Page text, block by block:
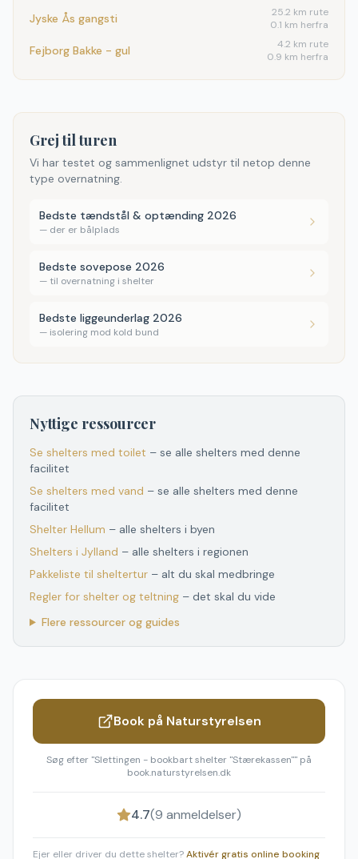
Jyske Ås gangsti 25.2 km rute
0.1 km herfra
Fejborg Bakke - gul 4.2 km rute
0.9 km herfra
Grej til turen
Vi har testet og sammenlignet udstyr til netop denne
type overnatning.
Bedste tændstål & optænding 2026
— der er bålplads
Bedste sovepose 2026
— til overnatning i shelter
Bedste liggeunderlag 2026
— isolering mod kold bund
Nyttige ressourcer
Se shelters med toilet – se alle shelters med denne
facilitet
Se shelters med vand – se alle shelters med denne
facilitet
Shelter Hellum – alle shelters i byen
Shelters i Jylland – alle shelters i regionen
Pakkeliste til sheltertur – alt du skal medbringe
Regler for shelter og teltning – det skal du vide
Flere ressourcer og guides
Book på Naturstyrelsen
Søg efter "Slettingen - bookbart shelter "Stærekassen"" på
book.naturstyrelsen.dk
4.7(9 anmeldelser)
Ejer eller driver du dette shelter?Aktivér gratis online booking